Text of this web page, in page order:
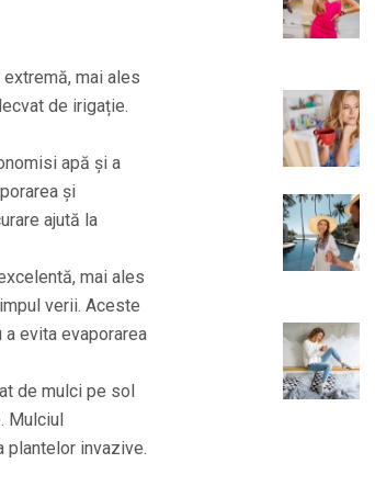
mai ales
de irigație.
apă și a
și
ajută la
mai ales
verii. Aceste
evita evaporarea
de mulci pe sol
Mulciul
plantelor invazive.